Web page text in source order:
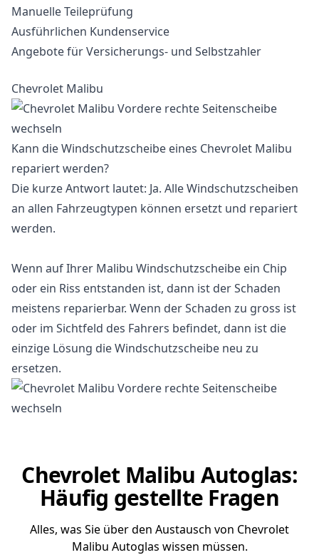
Manuelle Teileprüfung
Ausführlichen Kundenservice
Angebote für Versicherungs- und Selbstzahler
Chevrolet Malibu
Kann die Windschutzscheibe eines Chevrolet Malibu
repariert werden?
Die kurze Antwort lautet: Ja. Alle Windschutzscheiben
an allen Fahrzeugtypen können ersetzt und repariert
werden.
Wenn auf Ihrer Malibu Windschutzscheibe ein Chip
oder ein Riss entstanden ist, dann ist der Schaden
meistens reparierbar. Wenn der Schaden zu gross ist
oder im Sichtfeld des Fahrers befindet, dann ist die
einzige Lösung die Windschutzscheibe neu zu
ersetzen.
Chevrolet Malibu Autoglas:
Häufig gestellte Fragen
Alles, was Sie über den Austausch von Chevrolet
Malibu Autoglas wissen müssen.